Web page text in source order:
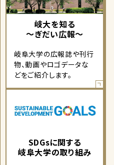
岐大を知る
～ぎだい広報～
岐阜大学の広報誌や刊行
物、動画やロゴデータな
どをご紹介します。
SDGsに関する
岐阜大学の取り組み